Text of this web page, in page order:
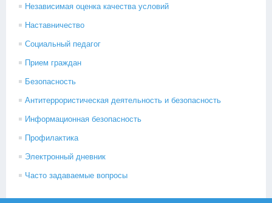
Независимая оценка качества условий
Наставничество
Социальный педагог
Прием граждан
Безопасность
Антитеррористическая деятельность и безопасность
Информационная безопасность
Профилактика
Электронный дневник
Часто задаваемые вопросы